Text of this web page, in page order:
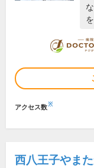
アクセス数※
西八王子やま